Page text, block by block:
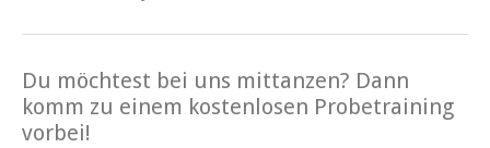
Du möchtest bei uns mittanzen? Dann
komm zu einem kostenlosen Probetraining
vorbei!